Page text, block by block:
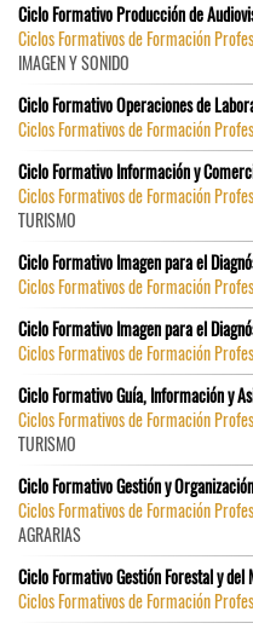
Ciclo Formativo Producción de
Ciclos Formativos de Formación
IMAGEN Y SONIDO
Ciclo Formativo Operaciones de
Ciclos Formativos de Formación
Ciclo Formativo Información y
Ciclos Formativos de Formación
TURISMO
Ciclo Formativo Imagen para el
Ciclos Formativos de Formación
Ciclo Formativo Imagen para el
Ciclos Formativos de Formación
Ciclo Formativo Guía, Información y
Ciclos Formativos de Formación
TURISMO
Ciclo Formativo Gestión y
Ciclos Formativos de Formación
AGRARIAS
Ciclo Formativo Gestión Forestal y del
Ciclos Formativos de Formación